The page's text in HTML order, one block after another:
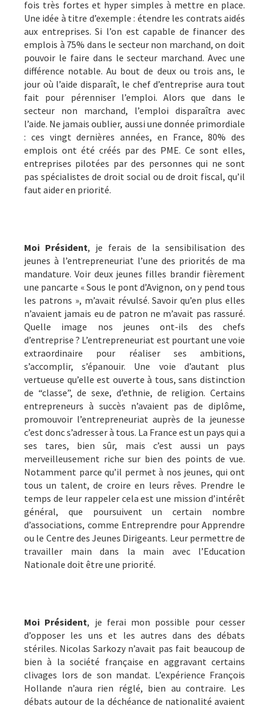
fois très fortes et hyper simples à mettre en place.
Une idée à titre d’exemple : étendre les contrats aidés
aux entreprises. Si l’on est capable de financer des
emplois à 75% dans le secteur non marchand, on doit
pouvoir le faire dans le secteur marchand. Avec une
différence notable. Au bout de deux ou trois ans, le
jour où l’aide disparaît, le chef d’entreprise aura tout
fait pour pérenniser l’emploi. Alors que dans le
secteur non marchand, l’emploi disparaîtra avec
l’aide. Ne jamais oublier, aussi une donnée primordiale
: ces vingt dernières années, en France, 80% des
emplois ont été créés par des PME. Ce sont elles,
entreprises pilotées par des personnes qui ne sont
pas spécialistes de droit social ou de droit fiscal, qu’il
faut aider en priorité.
Moi Président, je ferais de la sensibilisation des
jeunes à l’entrepreneuriat l’une des priorités de ma
mandature. Voir deux jeunes filles brandir fièrement
une pancarte « Sous le pont d’Avignon, on y pend tous
les patrons », m’avait révulsé. Savoir qu’en plus elles
n’avaient jamais eu de patron ne m’avait pas rassuré.
Quelle image nos jeunes ont-ils des chefs
d’entreprise ? L’entrepreneuriat est pourtant une voie
extraordinaire pour réaliser ses ambitions,
s’accomplir, s’épanouir. Une voie d’autant plus
vertueuse qu’elle est ouverte à tous, sans distinction
de “classe”, de sexe, d’ethnie, de religion. Certains
entrepreneurs à succès n’avaient pas de diplôme,
promouvoir l’entrepreneuriat auprès de la jeunesse
c’est donc s’adresser à tous. La France est un pays qui a
ses tares, bien sûr, mais c’est aussi un pays
merveilleusement riche sur bien des points de vue.
Notamment parce qu’il permet à nos jeunes, qui ont
tous un talent, de croire en leurs rêves. Prendre le
temps de leur rappeler cela est une mission d’intérêt
général, que poursuivent un certain nombre
d’associations, comme Entreprendre pour Apprendre
ou le Centre des Jeunes Dirigeants. Leur permettre de
travailler main dans la main avec l’Education
Nationale doit être une priorité.
Moi Président, je ferai mon possible pour cesser
d’opposer les uns et les autres dans des débats
stériles. Nicolas Sarkozy n’avait pas fait beaucoup de
bien à la société française en aggravant certains
clivages lors de son mandat. L’expérience François
Hollande n’aura rien réglé, bien au contraire. Les
débats autour de la déchéance de nationalité avaient